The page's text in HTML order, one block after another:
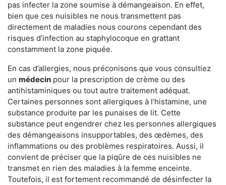
pas infecter la zone soumise à démangeaison. En effet,
bien que ces nuisibles ne nous transmettent pas
directement de maladies nous courons cependant des
risques d’infection au staphylocoque en grattant
constamment la zone piquée.
En cas d’allergies, nous préconisons que vous consultiez
un médecin pour la prescription de crème ou des
antihistaminiques ou tout autre traitement adéquat.
Certaines personnes sont allergiques à l’histamine, une
substance produite par les punaises de lit. Cette
substance peut engendrer chez les personnes allergiques
des démangeaisons insupportables, des œdèmes, des
inflammations ou des problèmes respiratoires. Aussi, il
convient de préciser que la piqûre de ces nuisibles ne
transmet en rien des maladies à la femme enceinte.
Toutefois, il est fortement recommandé de désinfecter la